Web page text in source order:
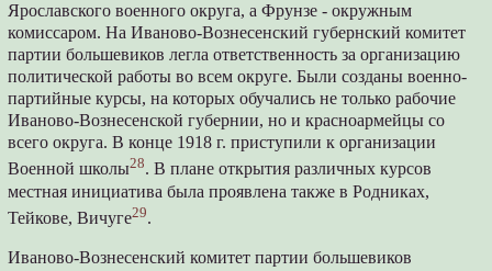
Ярославского военного округа, а Фрунзе - окружным
комиссаром. На Иваново-Вознесенский губернский комитет
партии большевиков легла ответственность за организацию
политической работы во всем округе. Были созданы военно-
партийные курсы, на которых обучались не только рабочие
Иваново-Вознесенской губернии, но и красноармейцы со
всего округа. В конце 1918 г. приступили к организации
Военной школы28. В плане открытия различных курсов
местная инициатива была проявлена также в Родниках,
Тейкове, Вичуге29.
Иваново-Вознесенский комитет партии большевиков